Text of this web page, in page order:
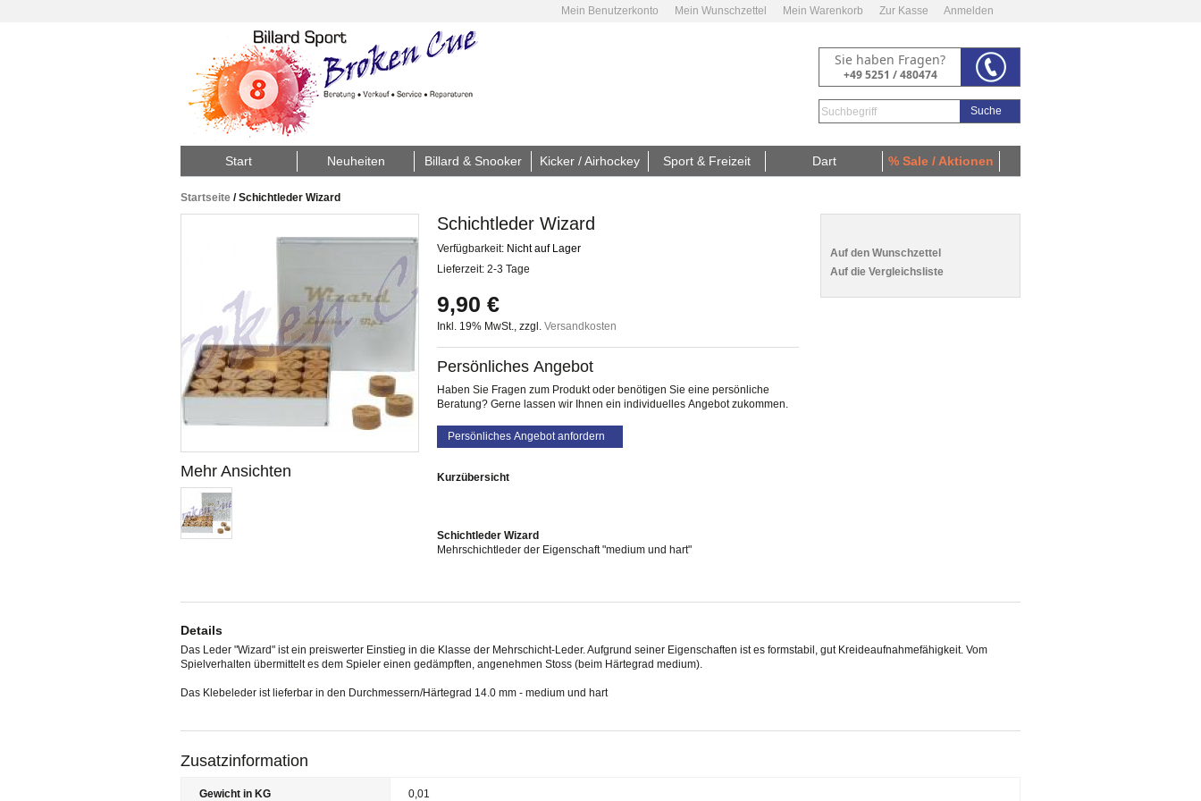
Mein Benutzerkonto Mein Wunschzettel Mein Warenkorb Zur Kasse Anmelden
Sie haben Fragen?
+49 5251 / 480474
Suche
Start Neuheiten Billard & Snooker Kicker / Airhockey Sport & Freizeit Dart % Sale / Aktionen
Startseite /Schichtleder Wizard
Mehr Ansichten
Schichtleder Wizard
Verfügbarkeit: Nicht auf Lager
Lieferzeit: 2-3 Tage
9,90 €
Inkl. 19% MwSt., zzgl. Versandkosten
Persönliches Angebot
Haben Sie Fragen zum Produkt oder benötigen Sie eine persönliche
Beratung? Gerne lassen wir Ihnen ein individuelles Angebot zukommen.
Persönliches Angebot anfordern
Kurzübersicht
Schichtleder Wizard
Mehrschichtleder der Eigenschaft "medium und hart"
Auf den Wunschzettel
Auf die Vergleichsliste
Details
Das Leder "Wizard" ist ein preiswerter Einstieg in die Klasse der Mehrschicht-Leder. Aufgrund seiner Eigenschaften ist es formstabil, gut Kreideaufnahmefähigkeit. Vom
Spielverhalten übermittelt es dem Spieler einen gedämpften, angenehmen Stoss (beim Härtegrad medium).
Das Klebeleder ist lieferbar in den Durchmessern/Härtegrad 14.0 mm - medium und hart
Zusatzinformation
Gewicht in KG 0,01